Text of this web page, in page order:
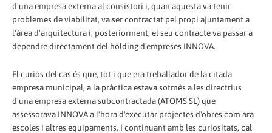
d'una empresa externa al consistori i, quan aquesta va tenir
problemes de viabilitat, va ser contractat pel propi ajuntament a
l'àrea d'arquitectura i, posteriorment, el seu contracte va passar a
dependre directament del hòlding d'empreses INNOVA.
El curiós del cas és que, tot i que era treballador de la citada
empresa municipal, a la pràctica estava sotmès a les directrius
d'una empresa externa subcontractada (ATOMS SL) que
assessorava INNOVA a l'hora d'executar projectes d'obres com ara
escoles i altres equipaments. I continuant amb les curiositats, cal